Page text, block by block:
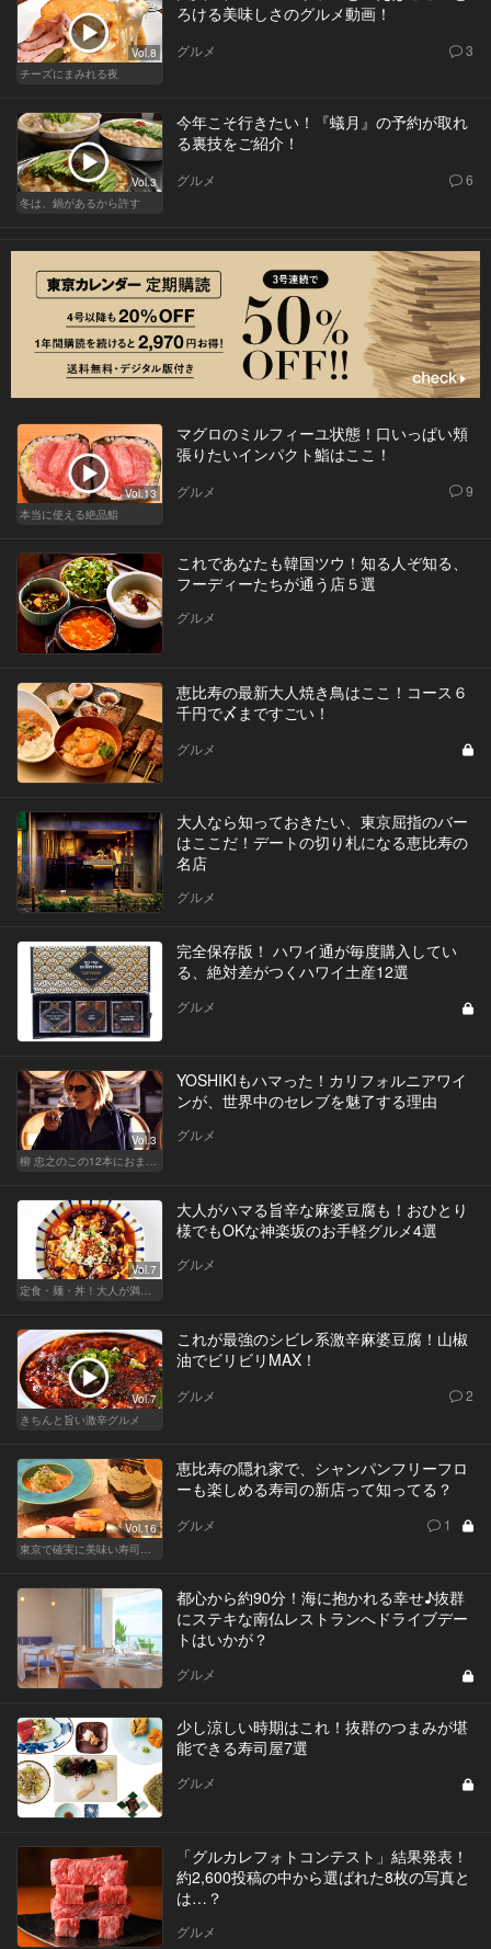
Vol.8
チーズにまみれる夜
ろける美味しさのグルメ動画！
グルメ 3
Vol.3
冬は、鍋があるから許す
今年こそ行きたい！『蟻月』の予約が取れ
る裏技をご紹介！
グルメ 6
Vol.13
本当に使える絶品鮨
マグロのミルフィーユ状態！口いっぱい頬
張りたいインパクト鮨はここ！
グルメ 9
これであなたも韓国ツウ！知る人ぞ知る、
フーディーたちが通う店５選
グルメ
恵比寿の最新大人焼き鳥はここ！コース６
千円で〆まですごい！
グルメ
大人なら知っておきたい、東京屈指のバー
はここだ！デートの切り札になる恵比寿の
名店
グルメ
完全保存版！ ハワイ通が毎度購入してい
る、絶対差がつくハワイ土産12選
グルメ
Vol.3
柳 忠之のこの12本におまかせ
YOSHIKIもハマった！カリフォルニアワイ
ンが、世界中のセレブを魅了する理由
グルメ
Vol.7
定食・麺・丼！大人が満足できるサクッとグルメ
大人がハマる旨辛な麻婆豆腐も！おひとり
様でもOKな神楽坂のお手軽グルメ4選
グルメ
Vol.7
きちんと旨い激辛グルメ
これが最強のシビレ系激辛麻婆豆腐！山椒
油でビリビリMAX！
グルメ 2
Vol.16
東京で確実に美味い寿司はここだ！
恵比寿の隠れ家で、シャンパンフリーフロ
ーも楽しめる寿司の新店って知ってる？
グルメ 1
都心から約90分！海に抱かれる幸せ♪抜群
にステキな南仏レストランへドライブデー
トはいかが？
グルメ
少し涼しい時期はこれ！抜群のつまみが堪
能できる寿司屋7選
グルメ
「グルカレフォトコンテスト」結果発表！
約2,600投稿の中から選ばれた8枚の写真と
は…？
グルメ